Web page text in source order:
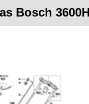
Bosch